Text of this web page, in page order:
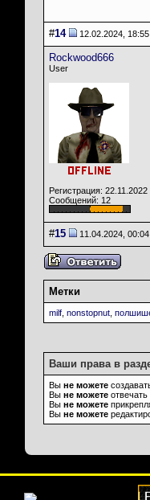
#14 12.02.2024, 18:55
Rockwood666
User
Регистрация: 22.11.2022
Сообщений: 12
#15 11.04.2024, 00:04
Метки
milf nonstopnut
Ваши права в
Вы не можете
Вы не можете
Вы не можете
Вы не можете